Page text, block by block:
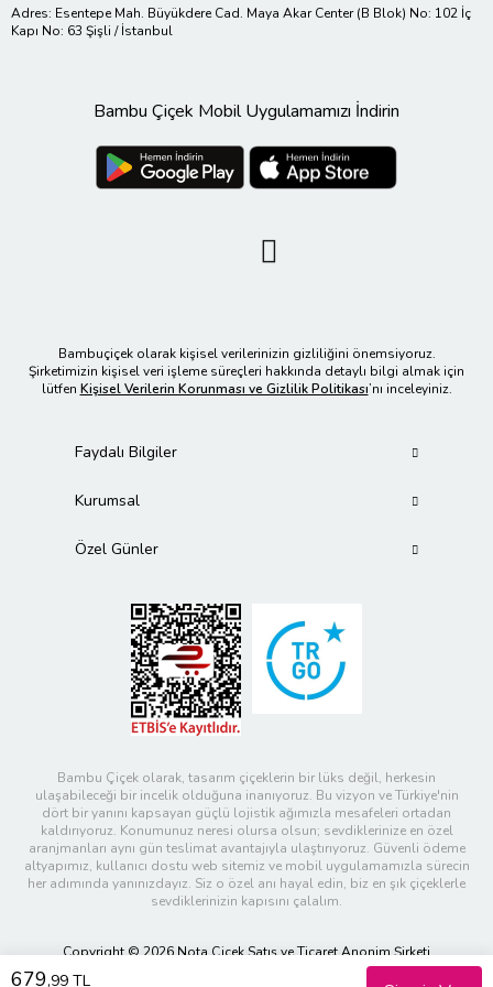
679,99 TL
Adres: Esentepe Mah. Büyükdere Cad. Maya Akar Center (B Blok) No: 102 İç
Kapı No: 63 Şişli / İstanbul
Bambu Çiçek Mobil Uygulamamızı İndirin
Bambuçiçek olarak kişisel verilerinizin gizliliğini önemsiyoruz.
Şirketimizin kişisel veri işleme süreçleri hakkında detaylı bilgi almak için
lütfen Kişisel Verilerin Korunması ve Gizlilik Politikası’nı inceleyiniz.
Faydalı Bilgiler
Kurumsal
Özel Günler
Bambu Çiçek olarak, tasarım çiçeklerin bir lüks değil, herkesin
ulaşabileceği bir incelik olduğuna inanıyoruz. Bu vizyon ve Türkiye'nin
dört bir yanını kapsayan güçlü lojistik ağımızla mesafeleri ortadan
kaldırıyoruz. Konumunuz neresi olursa olsun; sevdiklerinize en özel
aranjmanları aynı gün teslimat avantajıyla ulaştırıyoruz. Güvenli ödeme
altyapımız, kullanıcı dostu web sitemiz ve mobil uygulamamızla sürecin
her adımında yanınızdayız. Siz o özel anı hayal edin, biz en şık çiçeklerle
sevdiklerinizin kapısını çalalım.
Copyright © 2026 Nota Çiçek Satış ve Ticaret Anonim Şirketi